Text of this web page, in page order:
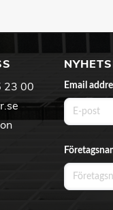
23 00
Email